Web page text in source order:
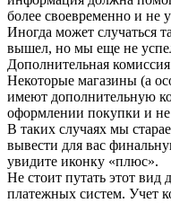
более своевременно и не
Иногда может случаться
вышел, но мы еще не
Дополнительная
Некоторые магазины (а
имеют дополнительную
оформлении покупки и не
В таких случаях мы
вывести для вас
увидите иконку «плюс».
Не стоит путать этот вид
платежных систем. Учет